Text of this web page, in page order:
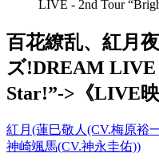
LIVE - 2nd Tour
百花繚乱、紅月
ズ!DREAM LIVE
Star!”->《LIVE映
紅月(蓮巳敬人(CV.梅原裕
神崎颯馬(CV.神永圭佑))